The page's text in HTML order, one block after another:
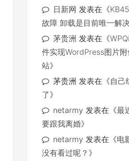
日新网 发表在《
故障 卸载是目前唯一解
茅贵洲 发表在《
件实现WordPress图片
站》
茅贵洲 发表在《自己
了》
netarmy 发表在《最
要跟我离婚》
netarmy 发表在《电
没有看过呢？ 》